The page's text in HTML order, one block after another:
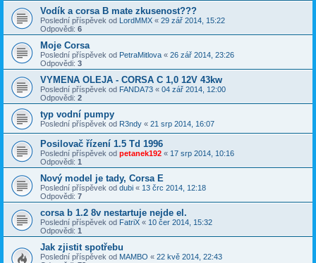
Vodík a corsa B mate zkusenost???
Poslední příspěvek od LordMMX « 29 zář 2014, 15:22
Odpovědi: 6
Moje Corsa
Poslední příspěvek od PetraMitlova « 26 zář 2014, 23:26
Odpovědi: 3
VYMENA OLEJA - CORSA C 1,0 12V 43kw
Poslední příspěvek od FANDA73 « 04 zář 2014, 12:00
Odpovědi: 2
typ vodní pumpy
Poslední příspěvek od R3ndy « 21 srp 2014, 16:07
Posilovač řízení 1.5 Td 1996
Poslední příspěvek od petanek192 « 17 srp 2014, 10:16
Odpovědi: 1
Nový model je tady, Corsa E
Poslední příspěvek od dubi « 13 črc 2014, 12:18
Odpovědi: 7
corsa b 1.2 8v nestartuje nejde el.
Poslední příspěvek od FatriX « 10 čer 2014, 15:32
Odpovědi: 1
Jak zjistit spotřebu
Poslední příspěvek od MAMBO « 22 kvě 2014, 22:43